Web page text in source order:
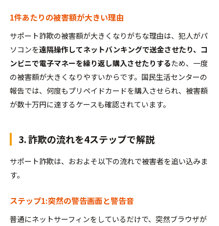
1件あたりの被害額が大きい理由
サポート詐欺の被害額が大きくなりがちな理由は、犯人がパ
ソコンを遠隔操作してネットバンキングで送金させたり、コ
ンビニで電子マネーを繰り返し購入させたりするため、一度
の被害額が大きくなりやすいからです。国民生活センターの
報告では、何度もプリペイドカードを購入させられ、被害額
が数十万円に達するケースも確認されています。
3. 詐欺の流れを4ステップで解説
サポート詐欺は、おおよそ以下の流れで被害者を追い込みま
す。
ステップ1:突然の警告画面と警告音
普通にネットサーフィンをしているだけで、突然ブラウザが